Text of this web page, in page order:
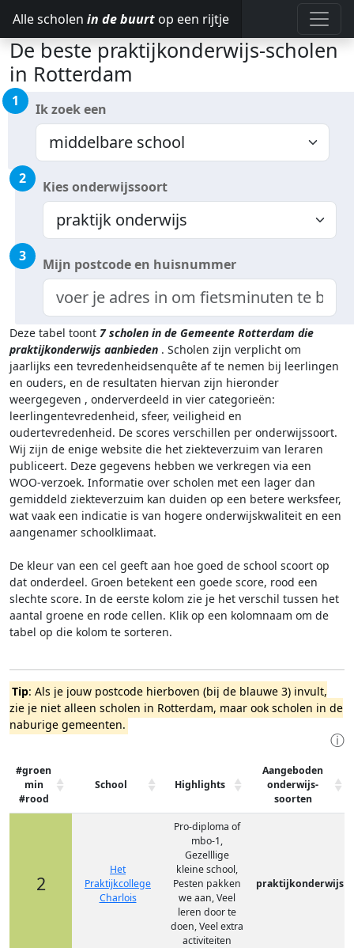
Alle scholen in de buurt op een rijtje
De beste praktijkonderwijs-scholen
in Rotterdam
1 Ik zoek een
2 Kies onderwijssoort
3 Mijn postcode en huisnummer
Deze tabel toont 7 scholen in de Gemeente Rotterdam die
praktijkonderwijs aanbieden . Scholen zijn verplicht om
jaarlijks een tevredenheidsenquête af te nemen bij leerlingen
en ouders, en de resultaten hiervan zijn hieronder
weergegeven , onderverdeeld in vier categorieën:
leerlingentevredenheid, sfeer, veiligheid en
oudertevredenheid. De scores verschillen per onderwijssoort.
Wij zijn de enige website die het ziekteverzuim van leraren
publiceert. Deze gegevens hebben we verkregen via een
WOO-verzoek. Informatie over scholen met een lager dan
gemiddeld ziekteverzuim kan duiden op een betere werksfeer,
wat vaak een indicatie is van hogere onderwijskwaliteit en een
aangenamer schoolklimaat.
De kleur van een cel geeft aan hoe goed de school scoort op
dat onderdeel. Groen betekent een goede score, rood een
slechte score. In de eerste kolom zie je het verschil tussen het
aantal groene en rode cellen. Klik op een kolomnaam om de
tabel op die kolom te sorteren.
Tip: Als je jouw postcode hierboven (bij de blauwe 3) invult,
zie je niet alleen scholen in Rotterdam, maar ook scholen in de
naburige gemeenten.
ⓘ
#groen
min
#rood
School Highlights
Aangeboden
onderwijs-
soorten
2
Het
Praktijkcollege
Charlois
Pro-diploma of
mbo-1,
Gezelllige
kleine school,
Pesten pakken
we aan, Veel
leren door te
doen, Veel extra
activiteiten
praktijkonderwijs